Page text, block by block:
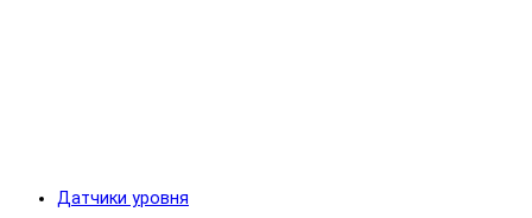
Датчики уровня